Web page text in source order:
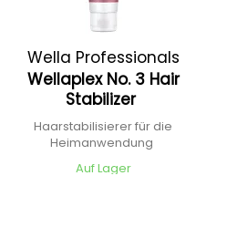
Wella Professionals
Wellaplex No. 3 Hair
Stabilizer
Haarstabilisierer für die
Heimanwendung
Auf Lager